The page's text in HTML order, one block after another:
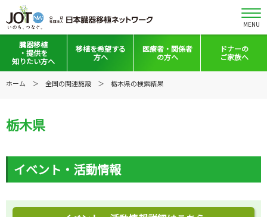
MENU
臓器移植
・提供を
知りたい方へ
移植と提供とは
日本の移植事情
普及啓発グッズ
全国の関連施設
移植を希望する
方へ
移植希望登録をお考えの方へ
医療者・ 関係者
の方へ
医療者向けお知らせ
会員の皆さまへ
映像ギャラリー
全国の関連施設
ドナーの
ご家族へ
ホーム 全国の関連施設 栃木県の検索結果
栃木県
イベント・活動情報